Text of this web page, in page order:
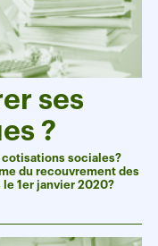
ses
?
sociales?
du recouvrement des
le 1er janvier 2020?